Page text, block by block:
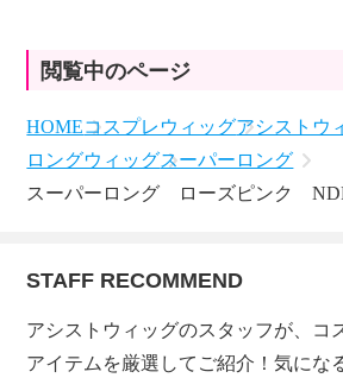
閲覧中のページ
HOMEコスプレウィッグアシストウ
ロングウィッグスーパーロング
スーパーロング ローズピンク
STAFF RECOMMEND
アシストウィッグのスタッフが、コ
アイテムを厳選してご紹介！気にな